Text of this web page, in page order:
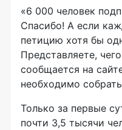
«6 000 человек
Спасибо! А если
петицию хотя бы
Представляете,
сообщается на
необходимо
Только за первые
почти 3,5 тысячи